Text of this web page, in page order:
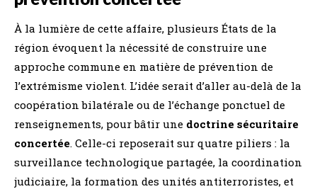
À la lumière de cette affaire, plusieurs États de la
région évoquent la nécessité de construire une
approche commune en matière de prévention de
l’extrémisme violent. L’idée serait d’aller au-delà de la
coopération bilatérale ou de l’échange ponctuel de
renseignements, pour bâtir une doctrine sécuritaire
concertée. Celle-ci reposerait sur quatre piliers : la
surveillance technologique partagée, la coordination
judiciaire, la formation des unités antiterroristes, et